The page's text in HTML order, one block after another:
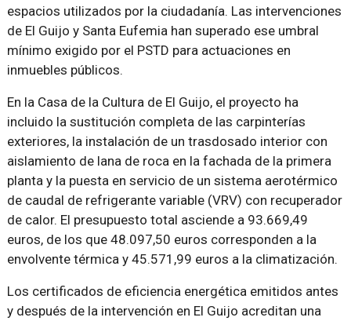
espacios utilizados por la ciudadanía. Las intervenciones
de El Guijo y Santa Eufemia han superado ese umbral
mínimo exigido por el PSTD para actuaciones en
inmuebles públicos.
En la Casa de la Cultura de El Guijo, el proyecto ha
incluido la sustitución completa de las carpinterías
exteriores, la instalación de un trasdosado interior con
aislamiento de lana de roca en la fachada de la primera
planta y la puesta en servicio de un sistema aerotérmico
de caudal de refrigerante variable (VRV) con recuperador
de calor. El presupuesto total asciende a 93.669,49
euros, de los que 48.097,50 euros corresponden a la
envolvente térmica y 45.571,99 euros a la climatización.
Los certificados de eficiencia energética emitidos antes
y después de la intervención en El Guijo acreditan una